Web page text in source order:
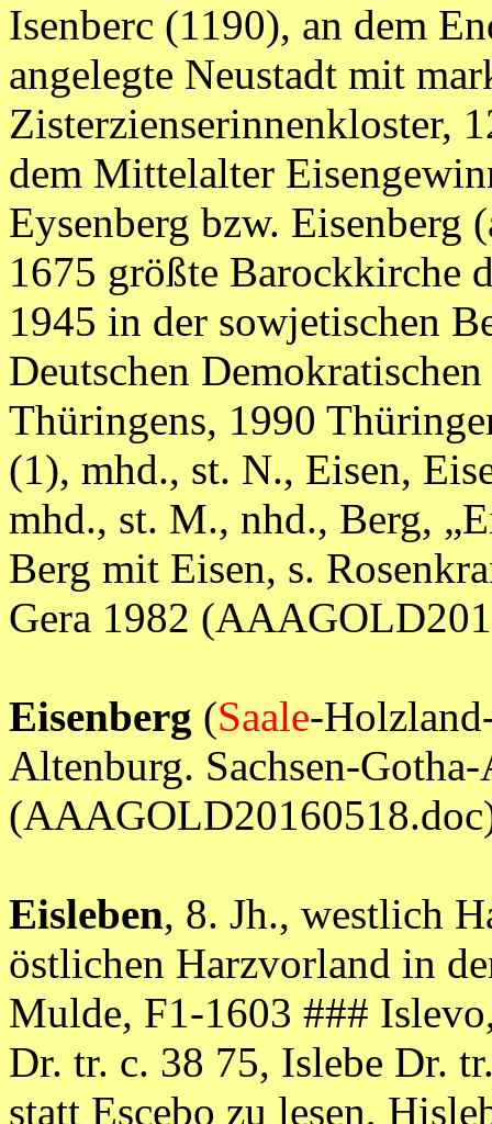
Isenberc (1190), an dem
angelegte Neustadt mit
Zisterzienserinnenkloster,
dem Mittelalter
Eysenberg bzw. Eisenberg
1675 größte Barockkirche
1945 in der sowjetischen
Deutschen
Thüringens, 1990
(1), mhd., st. N., Eisen,
mhd., st. M., nhd., Berg,
Berg mit Eisen, s.
Gera 1982
Eisenberg (Saale-
Altenburg. Sachsen-
Eisleben, 8. Jh., westlich
östlichen Harzvorland in
Mulde, F1-1603 ###
Dr. tr. c. 38 75, Islebe Dr.
statt Escebo zu lesen,